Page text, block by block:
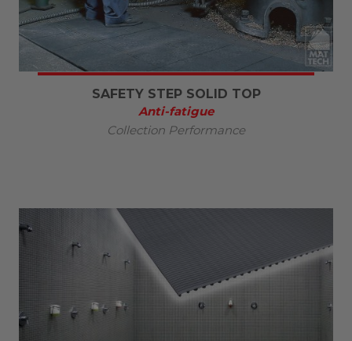
SAFETY STEP SOLID TOP
Anti-fatigue
Collection Performance